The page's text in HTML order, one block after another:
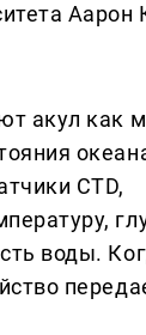
Аарон
акул как
CTD,
воды.